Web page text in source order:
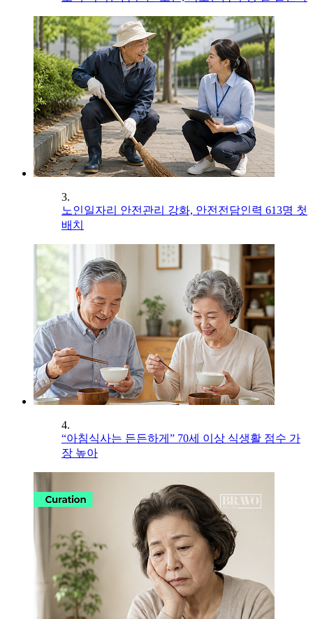
3.
노인일자리 안전관리 강화, 안전전담인력 613명 첫
배치
4.
“아침식사는 든든하게” 70세 이상 식생활 점수 가
장 높아